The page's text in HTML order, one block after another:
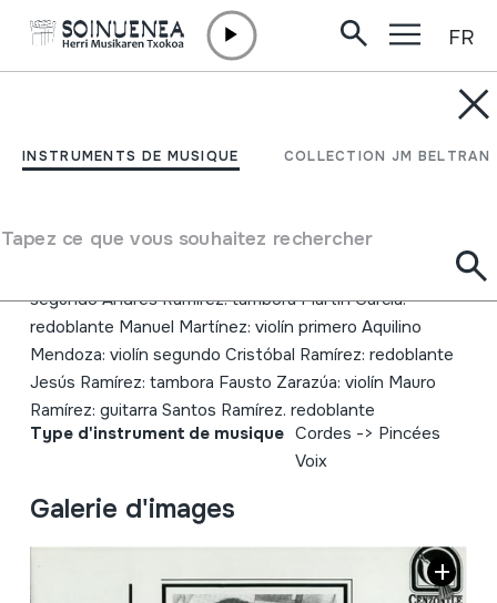
INSTRUMENTS DE MUSIQUE COLLECTION JM BELTRAN
Tapez ce que vous souhaitez rechercher
FR
La Música entre los
Auteur
segundo Andrés Ramirez: tambora Martín García:
redoblante Manuel Martínez: violín primero Aquilino
Mendoza: violín segundo Cristóbal Ramírez: redoblante
Jesús Ramírez: tambora Fausto Zarazúa: violín Mauro
Ramírez: guitarra Santos Ramírez. redoblante
Type d'instrument de musique Cordes -> Pincées
Voix
Galerie d'images